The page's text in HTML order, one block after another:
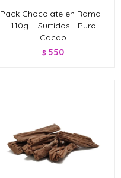
Pack Chocolate en Rama -
110g. - Surtidos - Puro
Cacao
$ 550